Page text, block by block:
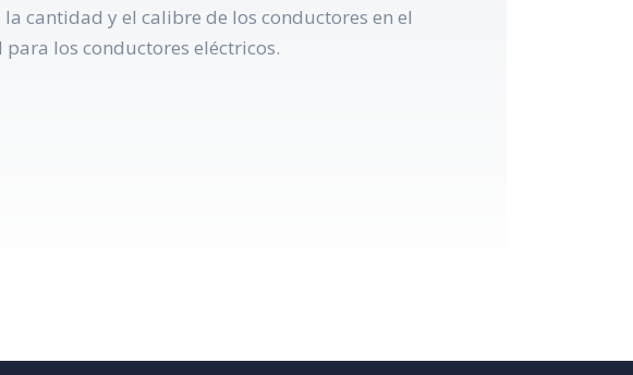
cantidad y el calibre de los conductores en el
los conductores eléctricos.